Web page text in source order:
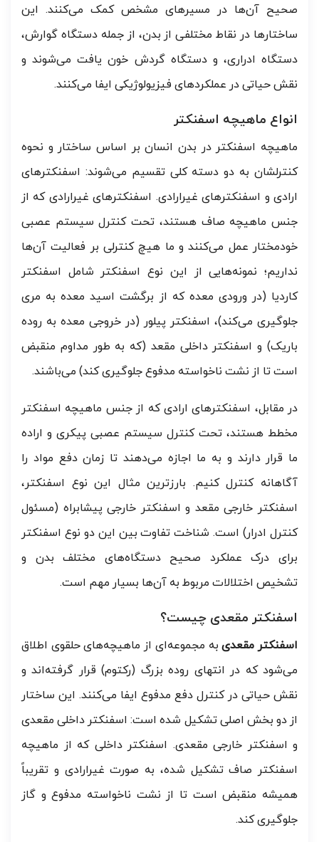
صحیح آن‌ها در مسیرهای مشخص کمک می‌کنند. این
ساختارها در نقاط مختلفی از بدن، از جمله دستگاه گوارش،
دستگاه ادراری، و دستگاه گردش خون یافت می‌شوند و
نقش حیاتی در عملکردهای فیزیولوژیکی ایفا می‌کنند.
انواع ماهیچه اسفنکتر
ماهیچه اسفنکتر در بدن انسان بر اساس ساختار و نحوه
کنترلشان به دو دسته کلی تقسیم می‌شوند: اسفنکترهای
ارادی و اسفنکترهای غیرارادی. اسفنکترهای غیرارادی که از
جنس ماهیچه صاف هستند، تحت کنترل سیستم عصبی
خودمختار عمل می‌کنند و ما هیچ کنترلی بر فعالیت آن‌ها
نداریم؛ نمونه‌هایی از این نوع اسفنکتر شامل اسفنکتر
کاردیا (در ورودی معده که از برگشت اسید معده به مری
جلوگیری می‌کند)، اسفنکتر پیلور (در خروجی معده به روده
باریک) و اسفنکتر داخلی مقعد (که به طور مداوم منقبض
است تا از نشت ناخواسته مدفوع جلوگیری کند) می‌باشند.
در مقابل، اسفنکترهای ارادی که از جنس ماهیچه اسفنکتر
مخطط هستند، تحت کنترل سیستم عصبی پیکری و اراده
ما قرار دارند و به ما اجازه می‌دهند تا زمان دفع مواد را
آگاهانه کنترل کنیم. بارزترین مثال این نوع اسفنکتر،
اسفنکتر خارجی مقعد و اسفنکتر خارجی پیشابراه (مسئول
کنترل ادرار) است. شناخت تفاوت بین این دو نوع اسفنکتر
برای درک عملکرد صحیح دستگاه‌های مختلف بدن و
تشخیص اختلالات مربوط به آن‌ها بسیار مهم است.
اسفنکتر مقعدی چیست؟
اسفنکتر مقعدیبه مجموعه‌ای از ماهیچه‌های حلقوی اطلاق
می‌شود که در انتهای روده بزرگ (رکتوم) قرار گرفته‌اند و
نقش حیاتی در کنترل دفع مدفوع ایفا می‌کنند. این ساختار
از دو بخش اصلی تشکیل شده است: اسفنکتر داخلی مقعدی
و اسفنکتر خارجی مقعدی. اسفنکتر داخلی که از ماهیچه
اسفنکتر صاف تشکیل شده، به صورت غیرارادی و تقریباً
همیشه منقبض است تا از نشت ناخواسته مدفوع و گاز
جلوگیری کند.